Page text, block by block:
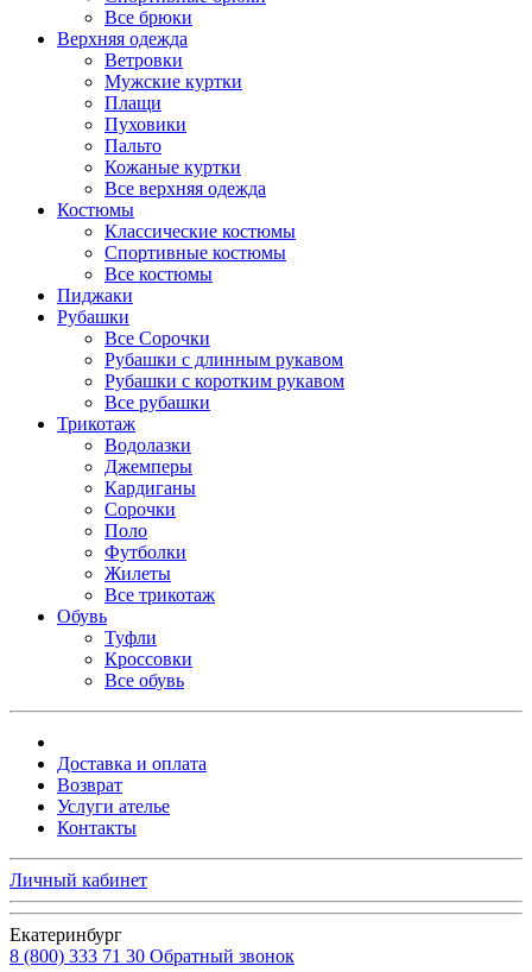
Все брюки
Верхняя одежда
Ветровки
Мужские куртки
Плащи
Пуховики
Пальто
Кожаные куртки
Все верхняя одежда
Костюмы
Классические костюмы
Спортивные костюмы
Все костюмы
Пиджаки
Рубашки
Все Сорочки
Рубашки с длинным рукавом
Рубашки с коротким рукавом
Все рубашки
Трикотаж
Водолазки
Джемперы
Кардиганы
Сорочки
Поло
Футболки
Жилеты
Все трикотаж
Обувь
Туфли
Кроссовки
Все обувь
Доставка и оплата
Возврат
Услуги ателье
Контакты
Личный кабинет
Екатеринбург
8 (800) 333 71 30 Обратный звонок